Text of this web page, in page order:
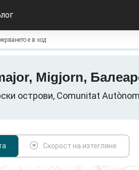
е в ход
Migjorn,
острови, Comunitat
Скорост на изтегляне